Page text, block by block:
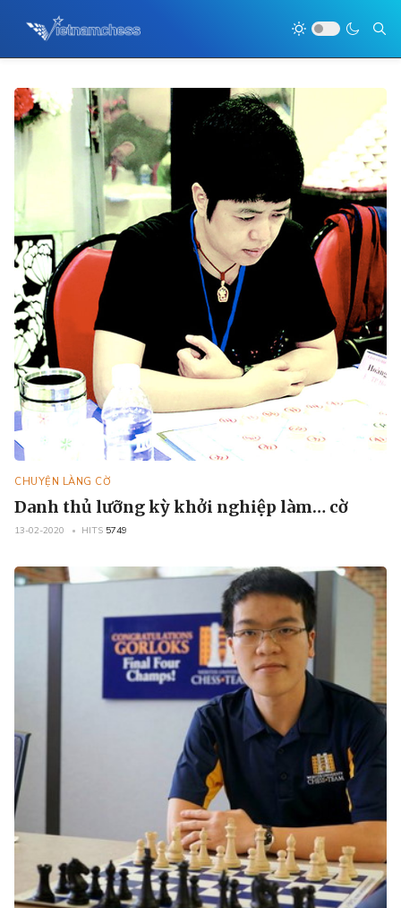
CHUYỆN LÀNG CỜ
Danh thủ lưỡng kỳ khởi nghiệp làm… cờ
13-02-2020 HITS 5749